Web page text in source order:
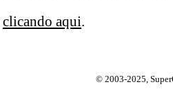
clicando aqui.
© 2003-2025,